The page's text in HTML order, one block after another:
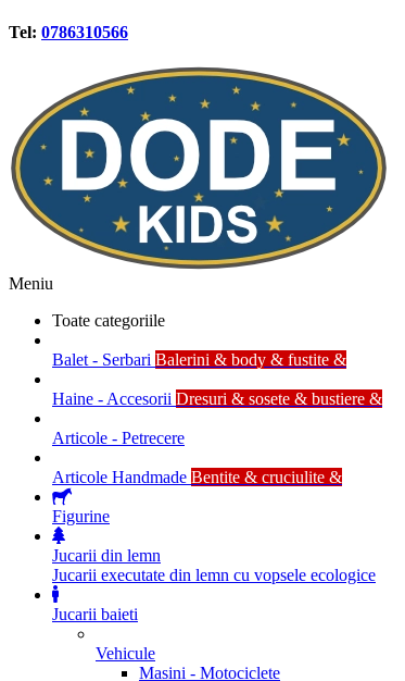
Tel: 0786310566
Meniu
Toate categoriile
Balet - Serbari Balerini & body & fustite &
Haine - Accesorii Dresuri & sosete & bustiere &
Articole - Petrecere
Articole Handmade Bentite & cruciulite &
Figurine
Jucarii din lemn
Jucarii executate din lemn cu vopsele ecologice
Jucarii baieti
Vehicule
Masini - Motociclete